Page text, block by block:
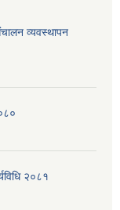
व्यवस्थापन
२०८१